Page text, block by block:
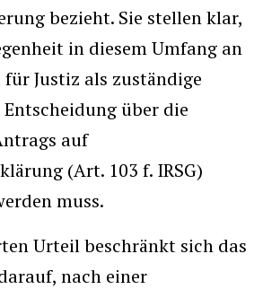
bezieht. Sie stellen klar,
in diesem Umfang an
Justiz als zuständige
über die
auf
(Art. 103 f. IRSG)
muss.
Urteil beschränkt sich das
nach einer